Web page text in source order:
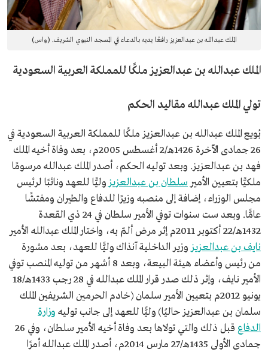
الملك عبدالله بن عبدالعزيز رافعًا يديه بالدعاء في المسجد النبوي الشريف. (واس)
الملك عبدالله بن عبدالعزيز ملكًا للمملكة العربية السعودية
تولي الملك عبدالله مقاليد الحكم
بُويع الملك عبدالله بن عبدالعزيز ملكًا للمملكة العربية السعودية في
26 جمادى الآخرة 1426هـ/2 أغسطس 2005م، بعد وفاة أخيه الملك
فهد بن عبدالعزيز. وبعد توليه الحكم، أصدر الملك عبدالله مرسومًا
ملكيًّا بتعيين الأميرسلطان بن عبدالعزيزوليًّا للعهد ونائبًا لرئيس
مجلس الوزراء، إضافة إلى منصبه وزيرًا للدفاع والطيران ومفتشًا
عامًّا. وبعد ست سنوات توفي الأمير سلطان في 24 ذي القعدة
1432هـ/22 أكتوبر 2011م إثر مرض ألمّ به، واختار الملك عبدالله الأمير
نايف بن عبدالعزيزوزير الداخلية آنذاك وليًّا للعهد، بعد مشورة
من رئيس وأعضاء هيئة البيعة، وبعد 8 أشهر من توليه المنصب توفي
الأمير نايف، وإثر ذلك صدر قرار الملك عبدالله في 28 رجب 1433هـ/18
يونيو 2012م بتعيين الأمير سلمان (خادم الحرمين الشريفين الملك
سلمان بن عبدالعزيز حاليًا) وليًّا للعهد إلى جانب توليه وزارة
الدفاع
قبل ذلك والتي تولاها بعد وفاة أخيه الأمير سلطان، وفي 26
جمادى الأولى 1435هـ/27 مارس 2014م، أصدر الملك عبدالله أمرًا